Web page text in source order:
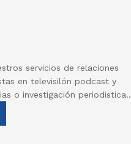
servicios de relaciones
en televisilón podcast y
o investigación periodistica..